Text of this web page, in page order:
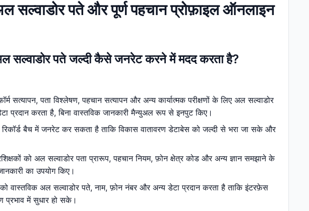
सल्वाडोर पते और पूर्ण पहचान प्रोफ़ाइल ऑनलाइन
सल्वाडोर पते जल्दी कैसे जनरेट करने में मदद करता है?
सत्यापन, पता विश्लेषण, पहचान सत्यापन और अन्य कार्यात्मक परीक्षणों के लिए अल सल्वाडोर
प्रदान करता है, बिना वास्तविक जानकारी मैन्युअल रूप से इनपुट किए।
बैच में जनरेट कर सकता है ताकि विकास वातावरण डेटाबेस को जल्दी से भरा जा सके और
को अल सल्वाडोर पता प्रारूप, पहचान नियम, फ़ोन क्षेत्र कोड और अन्य ज्ञान समझाने के
का उपयोग किए।
वास्तविक अल सल्वाडोर पते, नाम, फ़ोन नंबर और अन्य डेटा प्रदान करता है ताकि इंटरफ़ेस
प्रभाव में सुधार हो सके।